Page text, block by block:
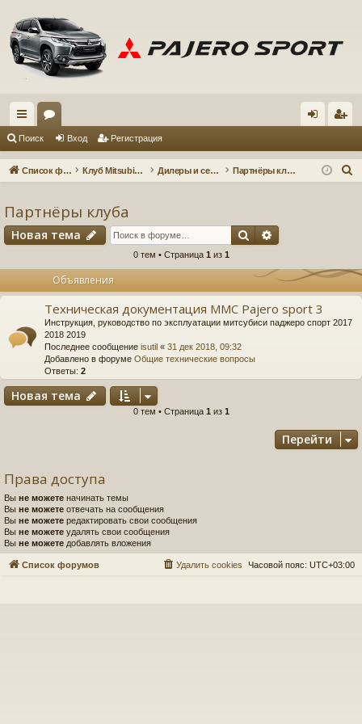
с
ы
и
ум д ис
Поиск Вход Регистрация
Список форумов Клуб Mitsubishi Pajero Sport 3 Дилеры и сервисные центры Партнёры клуба
Партнёры клуба
Новая тема Поиск
0 тем • Страница 1 из 1
Объявления
Техническая документация MMC Pajero sport 3
Инструкция, руководство по эксплуатации митсубиси паджеро спорт 2017
2018 2019
Последнее сообщение isutil « 31 дек 2018, 09:32
Добавлено в форуме Общие технические вопросы
Ответы: 2
Новая тема
0 тем • Страница 1 из 1
Перейти
Права доступа
Вы не можете начинать темы
Вы не можете отвечать на сообщения
Вы не можете редактировать свои сообщения
Вы не можете удалять свои сообщения
Вы не можете добавлять вложения
Список форумов Часовой пояс: UTC+03:00
Удалить cookies